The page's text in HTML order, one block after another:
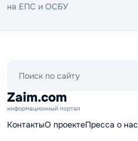
на ЕПС и ОСБУ
сайту
Zaim.com
информационный портал
КонтактыО проектеПресса о нас